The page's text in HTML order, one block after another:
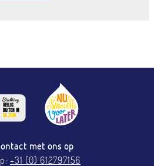
met ons op
+31 (0) 612797156